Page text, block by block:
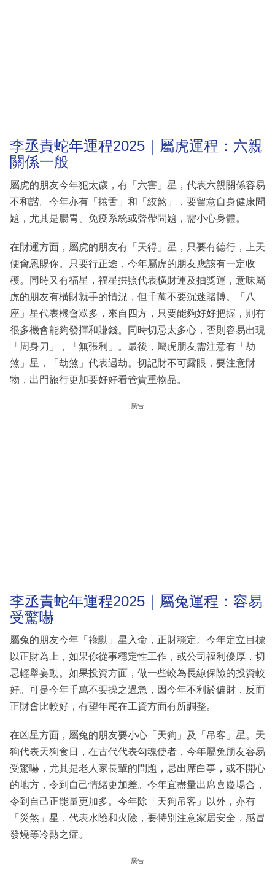
李丞責蛇年運程2025｜屬虎運程：六親
關係一般
屬虎的朋友今年犯太歲，有「六害」星，代表六親關係容易
不和諧。今年亦有「捲舌」和「絞煞」，要留意自身健康問
題，尤其是腸胃、免疫系統或聲帶問題，需小心身體。
在財運方面，屬虎的朋友有「天得」星，只要有德行，上天
便會恩賜你。只要行正途，今年屬虎的朋友應該有一定收
穫。同時又有福星，福星拱照代表橫財運及抽獎運，意味屬
虎的朋友有橫財就手的情況，但千萬不要沉迷賭博。「八
座」星代表機會眾多，來自四方，只要能夠好好把握，則有
很多機會能夠發揮和賺錢。同時切忌太多心，否則容易出現
「周身刀」，「無張利」。最後，屬虎朋友需注意有「劫
煞」星，「劫煞」代表遇劫。切記財不可露眼，要注意財
物，出門旅行更加要好好看管貴重物品。
廣告
李丞責蛇年運程2025｜屬兔運程：容易
受驚嚇
屬兔的朋友今年「祿勳」星入命，正財穩定。今年定立目標
以正財為上，如果你從事穩定性工作，或公司福利優厚，切
忌輕舉妄動。如果投資方面，做一些較為長線保險的投資較
好。可是今年千萬不要操之過急，因今年不利於偏財，反而
正財會比較好，有望年尾在工資方面有所調整。
在凶星方面，屬兔的朋友要小心「天狗」及「吊客」星。天
狗代表天狗食日，在古代代表勾魂使者，今年屬兔朋友容易
受驚嚇，尤其是老人家長輩的問題，忌出席白事，或不開心
的地方，令到自己情緒更加差。今年宜盡量出席喜慶場合，
令到自己正能量更加多。今年除「天狗吊客」以外，亦有
「災煞」星，代表水險和火險，要特別注意家居安全，感冒
發燒等冷熱之症。
廣告